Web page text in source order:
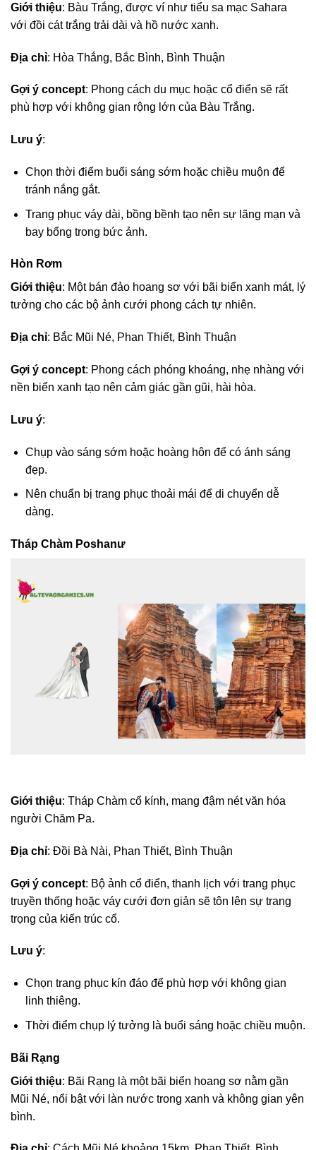
Giới thiệu: Bàu Trắng, được ví như tiểu sa mạc Sahara
với đồi cát trắng trải dài và hồ nước xanh.
Địa chỉ: Hòa Thắng, Bắc Bình, Bình Thuận
Gợi ý concept: Phong cách du mục hoặc cổ điển sẽ rất
phù hợp với không gian rộng lớn của Bàu Trắng.
Lưu ý:
Chọn thời điểm buổi sáng sớm hoặc chiều muộn để
tránh nắng gắt.
Trang phục váy dài, bồng bềnh tạo nên sự lãng mạn và
bay bổng trong bức ảnh.
Hòn Rơm
Giới thiệu: Một bán đảo hoang sơ với bãi biển xanh mát, lý
tưởng cho các bộ ảnh cưới phong cách tự nhiên.
Địa chỉ: Bắc Mũi Né, Phan Thiết, Bình Thuận
Gợi ý concept: Phong cách phóng khoáng, nhẹ nhàng với
nền biển xanh tạo nên cảm giác gần gũi, hài hòa.
Lưu ý:
Chụp vào sáng sớm hoặc hoàng hôn để có ánh sáng
đẹp.
Nên chuẩn bị trang phục thoải mái để di chuyển dễ
dàng.
Tháp Chàm Poshanư
Giới thiệu: Tháp Chàm cổ kính, mang đậm nét văn hóa
người Chăm Pa.
Địa chỉ: Đồi Bà Nài, Phan Thiết, Bình Thuận
Gợi ý concept: Bộ ảnh cổ điển, thanh lịch với trang phục
truyền thống hoặc váy cưới đơn giản sẽ tôn lên sự trang
trọng của kiến trúc cổ.
Lưu ý:
Chọn trang phục kín đáo để phù hợp với không gian
linh thiêng.
Thời điểm chụp lý tưởng là buổi sáng hoặc chiều muộn.
Bãi Rạng
Giới thiệu: Bãi Rạng là một bãi biển hoang sơ nằm gần
Mũi Né, nổi bật với làn nước trong xanh và không gian yên
bình.